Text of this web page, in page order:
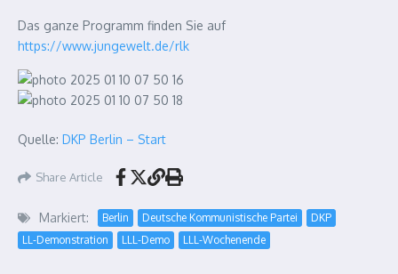
Das ganze Programm finden Sie auf
https://www.jungewelt.de/rlk
Quelle: DKP Berlin – Start
Share Article
Markiert: Berlin Deutsche Kommunistische Partei
DKP
LL-Demonstration
LLL-Demo LLL-Wochenende